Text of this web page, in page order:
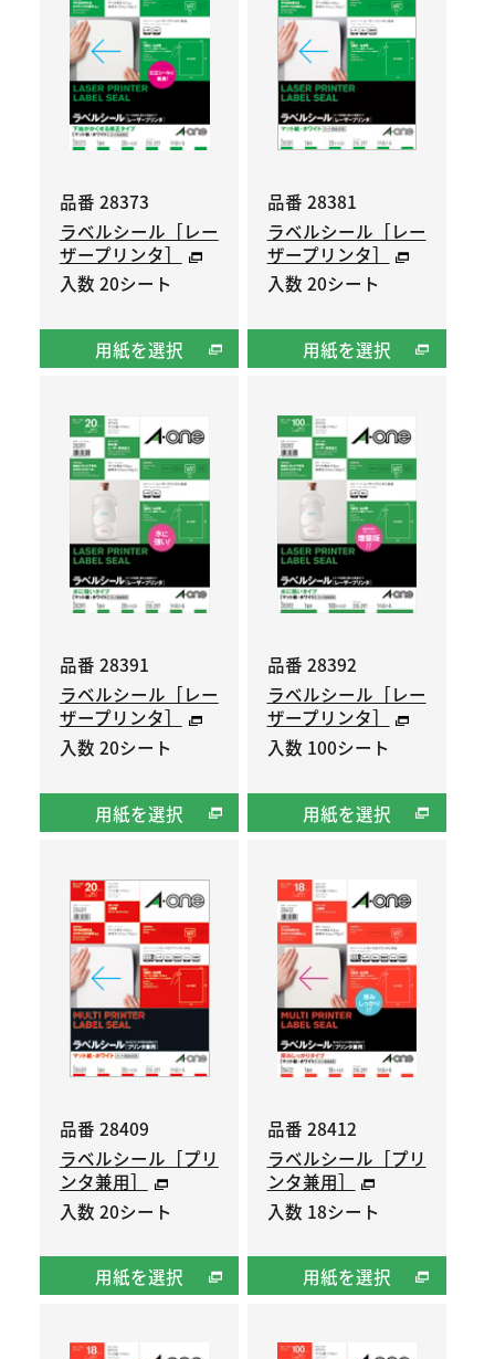
品番 28373
ラベルシール［レー
ザープリンタ］
入数 20シート
用紙を選択
品番 28381
ラベルシール［レー
ザープリンタ］
入数 20シート
用紙を選択
品番 28391
ラベルシール［レー
ザープリンタ］
入数 20シート
用紙を選択
品番 28392
ラベルシール［レー
ザープリンタ］
入数 100シート
用紙を選択
品番 28409
ラベルシール［プリ
ンタ兼用］
入数 20シート
用紙を選択
品番 28412
ラベルシール［プリ
ンタ兼用］
入数 18シート
用紙を選択